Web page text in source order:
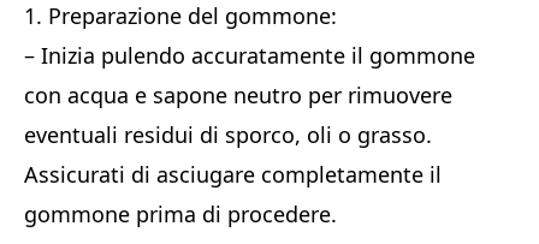
1. Preparazione del gommone:
– Inizia pulendo accuratamente il gommone
con acqua e sapone neutro per rimuovere
eventuali residui di sporco, oli o grasso.
Assicurati di asciugare completamente il
gommone prima di procedere.